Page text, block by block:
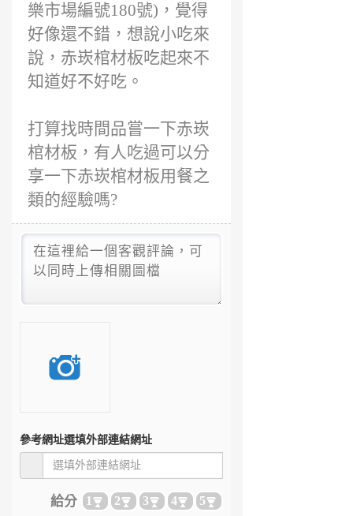
樂市場編號180號)，覺得
好像還不錯，想說小吃來
說，赤崁棺材板吃起來不
知道好不好吃。
打算找時間品嘗一下赤崁
棺材板，有人吃過可以分
享一下赤崁棺材板用餐之
類的經驗嗎?
參考網址選填外部連結網址
給分 1 2 3 4 5